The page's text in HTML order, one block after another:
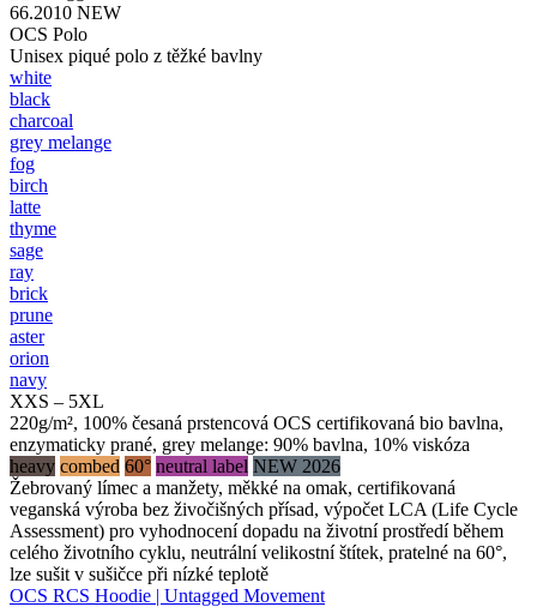
66.2010 NEW
OCS Polo
Unisex piqué polo z těžké bavlny
white
black
charcoal
grey melange
fog
birch
latte
thyme
sage
ray
brick
prune
aster
orion
navy
XXS – 5XL
220g/m², 100% česaná prstencová OCS certifikovaná bio bavlna,
enzymaticky prané, grey melange: 90% bavlna, 10% viskóza
heavy combed 60° neutral label NEW 2026
Žebrovaný límec a manžety, měkké na omak, certifikovaná
veganská výroba bez živočišných přísad, výpočet LCA (Life Cycle
Assessment) pro vyhodnocení dopadu na životní prostředí během
celého životního cyklu, neutrální velikostní štítek, pratelné na 60°,
lze sušit v sušičce při nízké teplotě
OCS RCS Hoodie | Untagged Movement